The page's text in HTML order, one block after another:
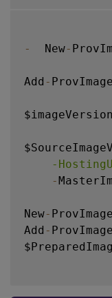
-
  New
-
Add -
-
-
New-
Add -